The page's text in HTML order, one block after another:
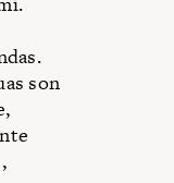
son